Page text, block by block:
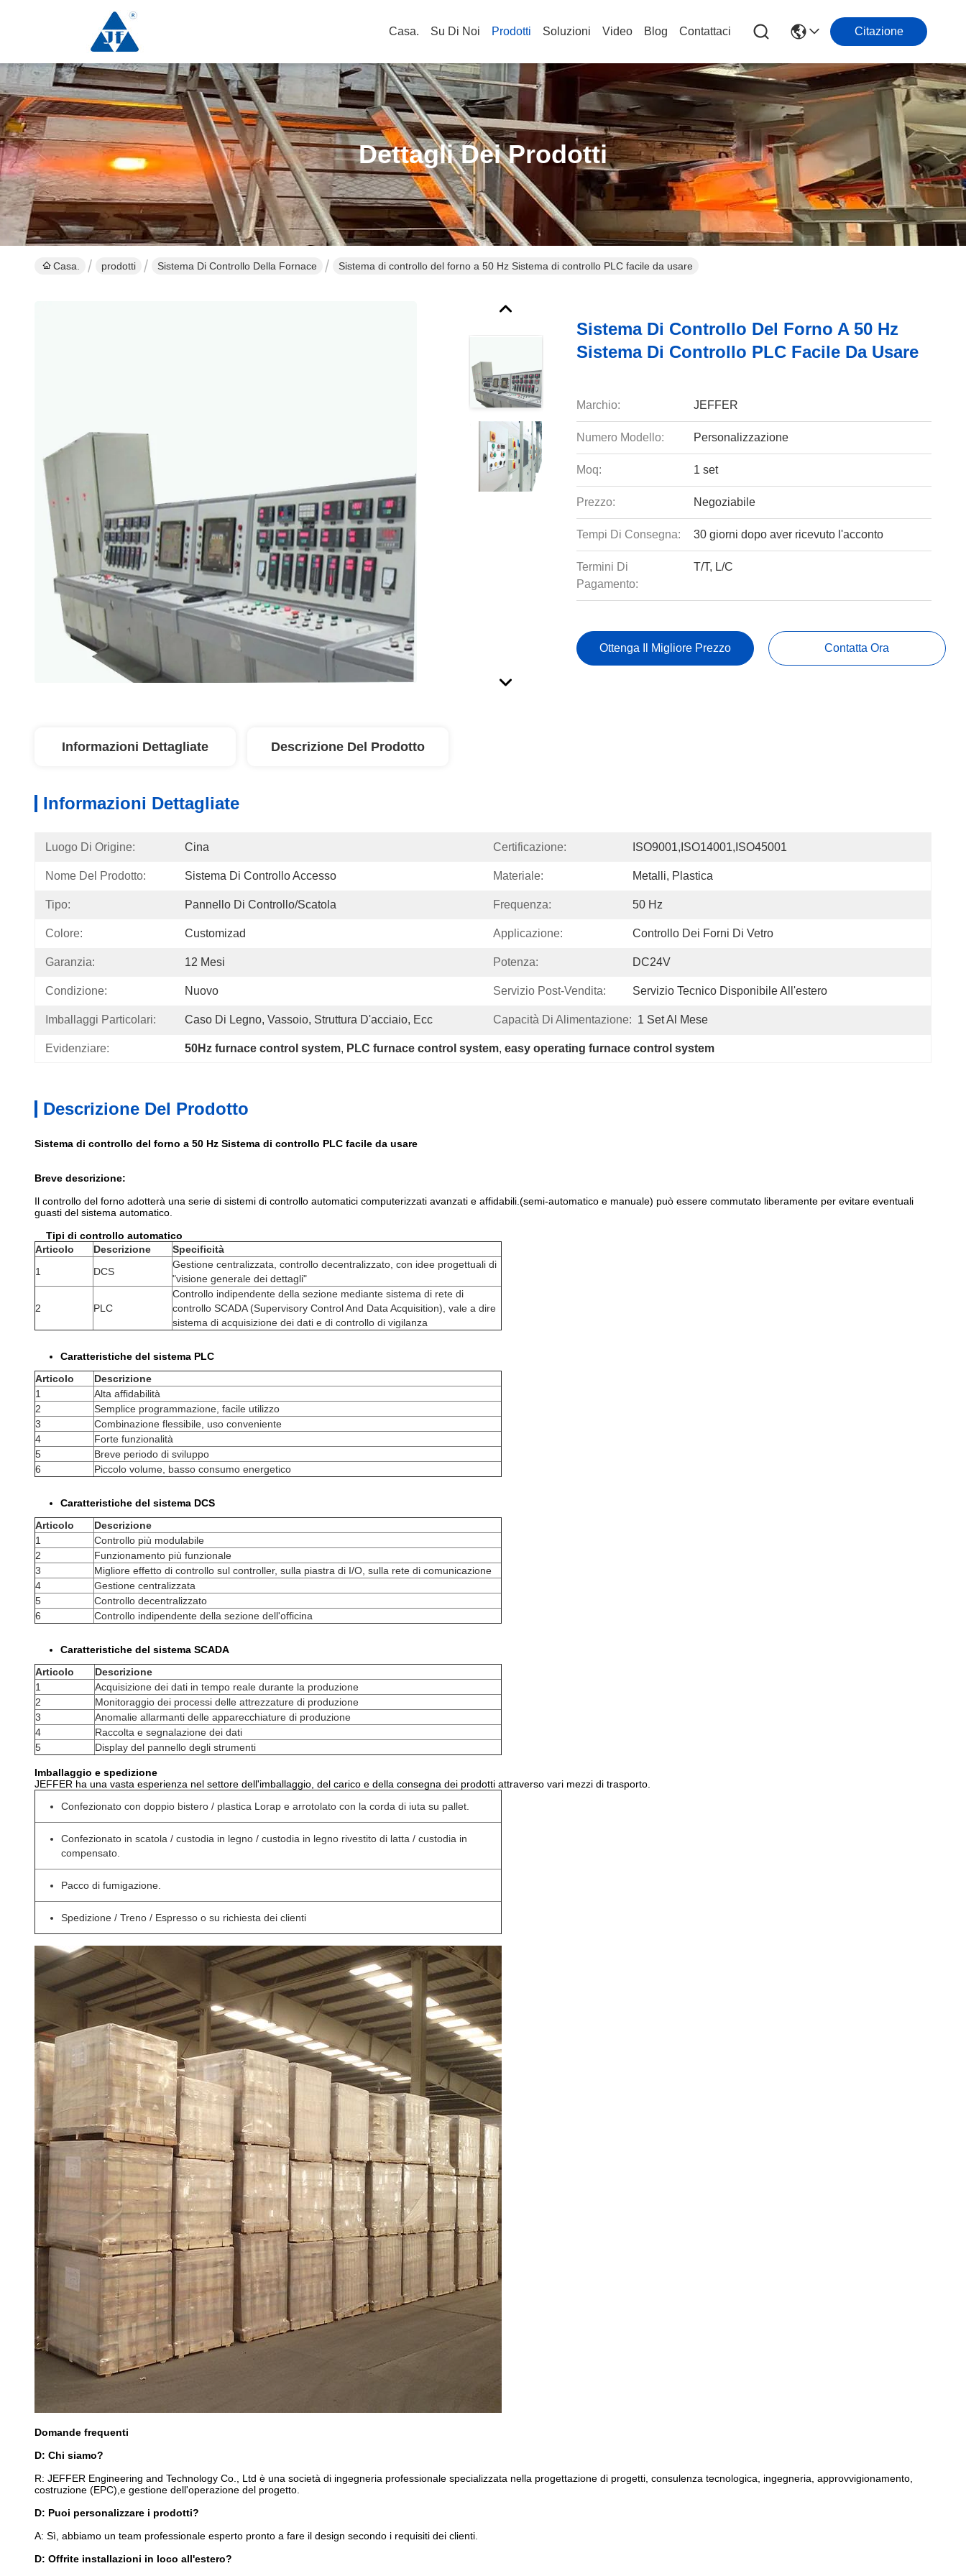
Casa. Su Di Noi Prodotti Soluzioni Video Blog Contattaci Citazione
Dettagli Dei Prodotti
Casa. prodotti Sistema Di Controllo Della Fornace Sistema di controllo del forno a 50 Hz Sistema di controllo PLC facile da usare
Sistema Di Controllo Del Forno A 50 Hz
Sistema Di Controllo PLC Facile Da Usare
Marchio: JEFFER
Numero Modello: Personalizzazione
Moq: 1 set
Prezzo: Negoziabile
Tempi Di Consegna: 30 giorni dopo aver ricevuto l'acconto
Termini Di
Pagamento:
T/T, L/C
Ottenga Il Migliore Prezzo Contatta Ora
Informazioni Dettagliate Descrizione Del Prodotto
Informazioni Dettagliate
Luogo Di Origine: Cina Certificazione: ISO9001,ISO14001,ISO45001
Nome Del Prodotto: Sistema Di Controllo Accesso Materiale: Metalli, Plastica
Tipo: Pannello Di Controllo/scatola Frequenza: 50 Hz
Colore: Customizad Applicazione: Controllo Dei Forni Di Vetro
Garanzia: 12 Mesi Potenza: DC24V
Condizione: Nuovo Servizio Post-Vendita: Servizio Tecnico Disponibile All'estero
Imballaggi Particolari: Caso Di Legno, Vassoio, Struttura D'acciaio, Ecc Capacità Di Alimentazione: 1 Set Al Mese
Evidenziare: 50Hz furnace control system, PLC furnace control system, easy operating furnace control system
Descrizione Del Prodotto
Sistema di controllo del forno a 50 Hz Sistema di controllo PLC facile da usare
Breve descrizione:
Il controllo del forno adotterà una serie di sistemi di controllo automatici computerizzati avanzati e affidabili.(semi-automatico e manuale) può essere commutato liberamente per evitare eventuali
guasti del sistema automatico.
Tipi di controllo automatico
Articolo
Descrizione
Specificità
1
DCS
Gestione centralizzata, controllo decentralizzato, con idee progettuali di
"visione generale dei dettagli"
2 PLC
Controllo indipendente della sezione mediante sistema di rete di
controllo SCADA (Supervisory Control And Data Acquisition), vale a dire
sistema di acquisizione dei dati e di controllo di vigilanza
Caratteristiche del sistema PLC
Articolo
Descrizione
1
Alta affidabilità
2
Semplice programmazione, facile utilizzo
3
Combinazione flessibile, uso conveniente
4
Forte funzionalità
5
Breve periodo di sviluppo
6
Piccolo volume, basso consumo energetico
Caratteristiche del sistema DCS
Articolo
Descrizione
1
Controllo più modulabile
2
Funzionamento più funzionale
3
Migliore effetto di controllo sul controller, sulla piastra di I/O, sulla rete di comunicazione
4
Gestione centralizzata
5
Controllo decentralizzato
6
Controllo indipendente della sezione dell'officina
Caratteristiche del sistema SCADA
Articolo
Descrizione
1
Acquisizione dei dati in tempo reale durante la produzione
2
Monitoraggio dei processi delle attrezzature di produzione
3
Anomalie allarmanti delle apparecchiature di produzione
4
Raccolta e segnalazione dei dati
5
Display del pannello degli strumenti
Imballaggio e spedizione
JEFFER ha una vasta esperienza nel settore dell'imballaggio, del carico e della consegna dei prodotti attraverso vari mezzi di trasporto.
Confezionato con doppio bistero / plastica Lorap e arrotolato con la corda di iuta su pallet.
Confezionato in scatola / custodia in legno / custodia in legno rivestito di latta / custodia in
compensato.
Pacco di fumigazione.
Spedizione / Treno / Espresso o su richiesta dei clienti
Domande frequenti
D: Chi siamo?
R: JEFFER Engineering and Technology Co., Ltd è una società di ingegneria professionale specializzata nella progettazione di progetti, consulenza tecnologica, ingegneria, approvvigionamento,
costruzione (EPC),e gestione dell'operazione del progetto.
D: Puoi personalizzare i prodotti?
A: Sì, abbiamo un team professionale esperto pronto a fare il design secondo i requisiti dei clienti.
D: Offrite installazioni in loco all'estero?